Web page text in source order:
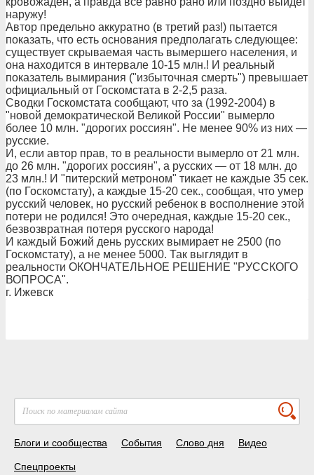
наружу!
Автор предельно аккуратно (в третий раз!) пытается
показать, что есть основания предполагать следующее:
существует скрываемая часть вымершего населения, и
она находится в интервале 10-15 млн.! И реальный
показатель вымирания ("избыточная смерть") превышает
официальный от Госкомстата в 2-2,5 раза.
Сводки Госкомстата сообщают, что за (1992-2004) в
"новой демократической Великой России" вымерло
более 10 млн. "дорогих россиян". Не менее 90% из них —
русские.
И, если автор прав, то в реальности вымерло от 21 млн.
до 26 млн. "дорогих россиян", а русских — от 18 млн. до
23 млн.! И "питерский метроном" тикает не каждые 35 сек.
(по Госкомстату), а каждые 15-20 сек., сообщая, что умер
русский человек, но русский ребенок в восполнение этой
потери не родился! Это очередная, каждые 15-20 сек.,
безвозвратная потеря русского народа!
И каждый Божий день русских вымирает не 2500 (по
Госкомстату), а не менее 5000. Так выглядит в
реальности ОКОНЧАТЕЛЬНОЕ РЕШЕНИЕ "РУССКОГО
ВОПРОСА".
г. Ижевск
Блоги и сообщества События Слово дня Видео
Спецпроекты